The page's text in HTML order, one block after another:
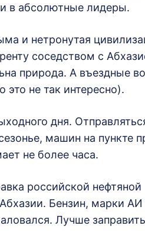
в абсолютные лидеры.
и нетронутая
соседством с
природа. А въездные
не так интересно).
дня.
машин на пункте
не более часа.
российской нефтяной
Бензин, марки АИ
Лучше